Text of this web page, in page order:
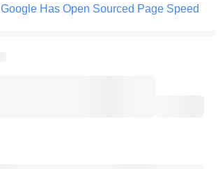
Google Has Open Sourced Page Speed